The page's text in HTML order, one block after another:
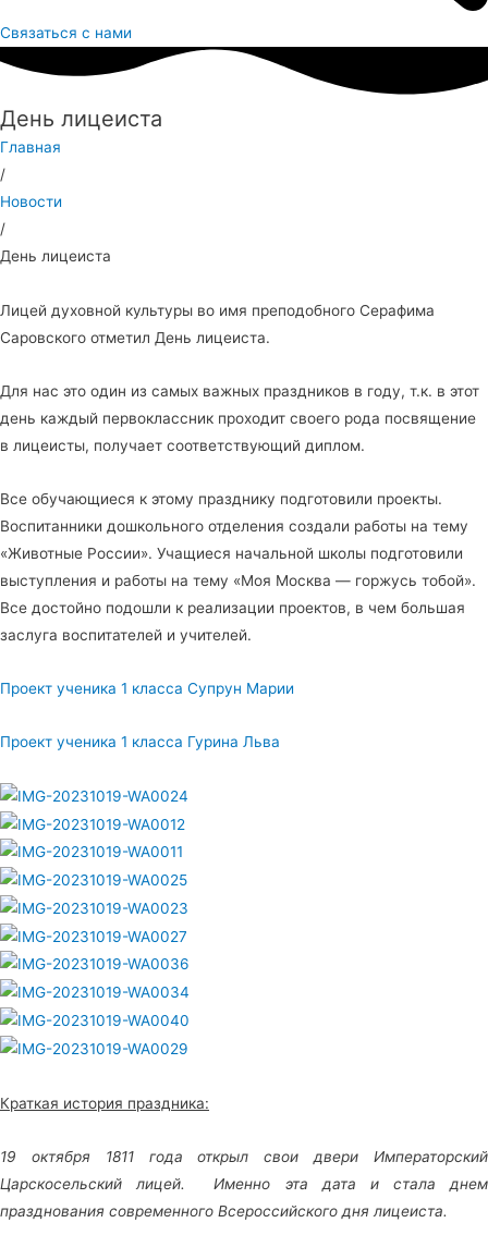
Связаться с нами
День лицеиста
Главная
/
Новости
/
День лицеиста
Лицей духовной культуры во имя преподобного Серафима
Саровского отметил День лицеиста.
Для нас это один из самых важных праздников в году, т.к. в этот
день каждый первоклассник проходит своего рода посвящение
в лицеисты, получает соответствующий диплом.
Все обучающиеся к этому празднику подготовили проекты.
Воспитанники дошкольного отделения создали работы на тему
«Животные России». Учащиеся начальной школы подготовили
выступления и работы на тему «Моя Москва — горжусь тобой».
Все достойно подошли к реализации проектов, в чем большая
заслуга воспитателей и учителей.
Проект ученика 1 класса Супрун Марии
Проект ученика 1 класса Гурина Льва
Краткая история праздника:
19 октября 1811 года открыл свои двери Императорский
Царскосельский лицей. Именно эта дата и стала днем
празднования современного Всероссийского дня лицеиста.